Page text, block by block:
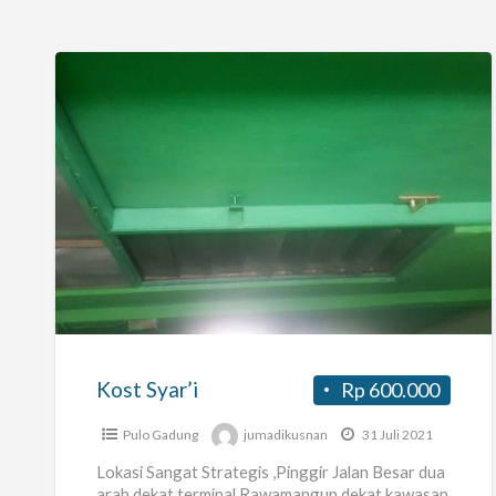
Kost
Syar’i
Rp 600.000
Kost Syar’i
Pulo Gadung jumadikusnan 31 Juli 2021
Lokasi Sangat Strategis ,Pinggir Jalan Besar dua